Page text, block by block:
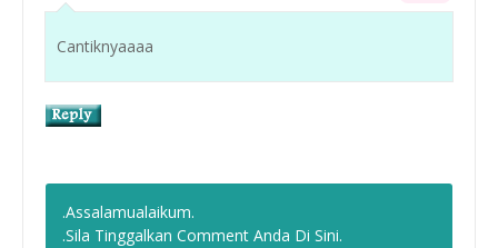
Cantiknyaaaa
.Assalamualaikum.
.Sila Tinggalkan Comment Anda Di Sini.